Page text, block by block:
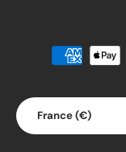
Pays
France (€)